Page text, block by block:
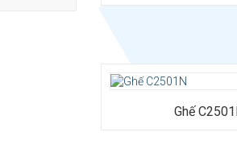
Kiểu dáng: Ghế lưới chân
Ghế